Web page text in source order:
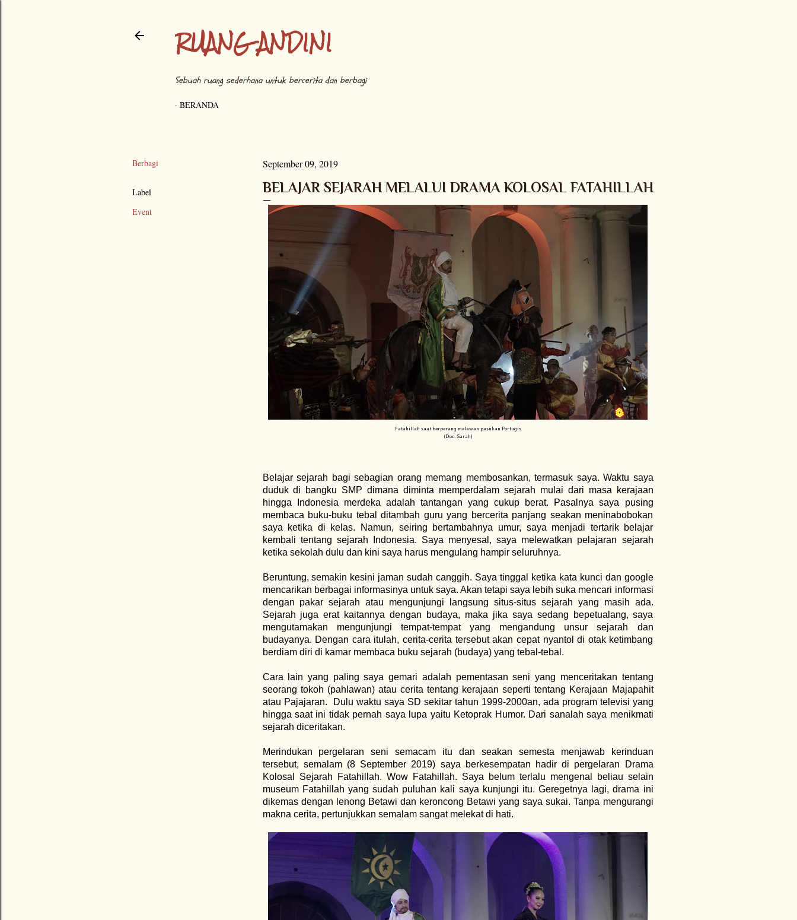
RUANG ANDINI
Sebuah ruang sederhana untuk bercerita dan berbagi
BERANDA
Berbagi
Label
Event
September 09, 2019
BELAJAR SEJARAH MELALUI DRAMA KOLOSAL FATAHILLAH
Fatahillah saat berperang melawan pasukan Portugis
(Doc. Sarah)
Belajar sejarah bagi sebagian orang memang membosankan, termasuk saya. Waktu saya
duduk di bangku SMP dimana diminta memperdalam sejarah mulai dari masa kerajaan
hingga Indonesia merdeka adalah tantangan yang cukup berat. Pasalnya saya pusing
membaca buku-buku tebal ditambah guru yang bercerita panjang seakan meninabobokan
saya ketika di kelas. Namun, seiring bertambahnya umur, saya menjadi tertarik belajar
kembali tentang sejarah Indonesia. Saya menyesal, saya melewatkan pelajaran sejarah
ketika sekolah dulu dan kini saya harus mengulang hampir seluruhnya.
Beruntung, semakin kesini jaman sudah canggih. Saya tinggal ketika kata kunci dan google
mencarikan berbagai informasinya untuk saya. Akan tetapi saya lebih suka mencari informasi
dengan pakar sejarah atau mengunjungi langsung situs-situs sejarah yang masih ada.
Sejarah juga erat kaitannya dengan budaya, maka jika saya sedang bepetualang, saya
mengutamakan mengunjungi tempat-tempat yang mengandung unsur sejarah dan
budayanya. Dengan cara itulah, cerita-cerita tersebut akan cepat nyantol di otak ketimbang
berdiam diri di kamar membaca buku sejarah (budaya) yang tebal-tebal.
Cara lain yang paling saya gemari adalah pementasan seni yang menceritakan tentang
seorang tokoh (pahlawan) atau cerita tentang kerajaan seperti tentang Kerajaan Majapahit
atau Pajajaran.
Dulu waktu saya SD sekitar tahun 1999-2000an, ada program televisi yang
hingga saat ini tidak pernah saya lupa yaitu Ketoprak Humor. Dari sanalah saya menikmati
sejarah diceritakan.
Merindukan pergelaran seni semacam itu dan seakan semesta menjawab kerinduan
tersebut, semalam (8 September 2019) saya berkesempatan hadir di pergelaran Drama
Kolosal Sejarah Fatahillah. Wow Fatahillah. Saya belum terlalu mengenal beliau selain
museum Fatahillah yang sudah puluhan kali saya kunjungi itu. Geregetnya lagi, drama ini
dikemas dengan lenong Betawi dan keroncong Betawi yang saya sukai. Tanpa mengurangi
makna cerita, pertunjukkan semalam sangat melekat di hati.